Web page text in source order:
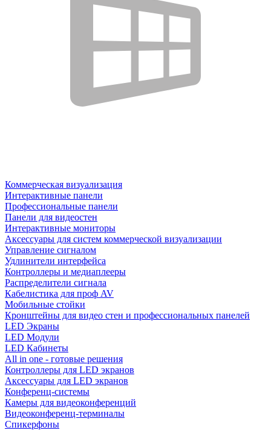
Коммерческая визуализация
Интерактивные панели
Профессиональные панели
Панели для видеостен
Интерактивные мониторы
Аксессуары для систем коммерческой визуализации
Управление сигналом
Удлинители интерфейса
Контроллеры и медиаплееры
Распределители сигнала
Кабелистика для проф AV
Мобильные стойки
Кронштейны для видео стен и профессиональных панелей
LED Экраны
LED Модули
LED Кабинеты
All in one - готовые решения
Контроллеры для LED экранов
Аксессуары для LED экранов
Конференц-системы
Камеры для видеоконференций
Видеоконференц-терминалы
Спикерфоны